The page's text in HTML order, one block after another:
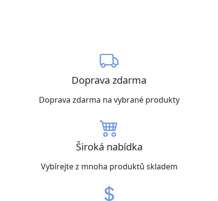
Doprava zdarma
Doprava zdarma na vybrané produkty
Široká nabídka
Vybírejte z mnoha produktů skladem